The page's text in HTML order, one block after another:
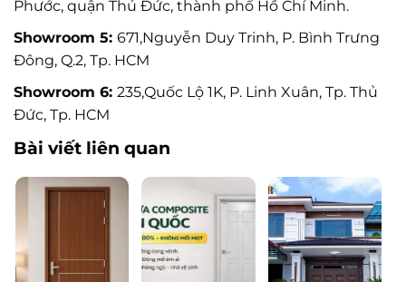
Phước, quận Thủ Đức, thành phố Hồ Chí Minh.
Showroom 5: 671,Nguyễn Duy Trinh, P. Bình Trưng
Đông, Q.2, Tp. HCM
Showroom 6: 235,Quốc Lộ 1K, P. Linh Xuân, Tp. Thủ
Đức, Tp. HCM
Bài viết liên quan